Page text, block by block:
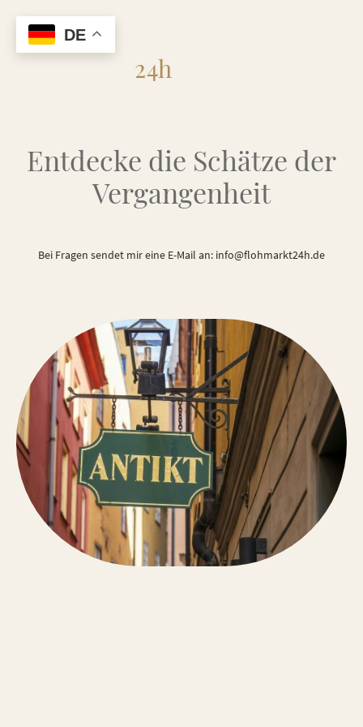
24h
Entdecke die Schätze der
Vergangenheit
Bei Fragen sendet mir eine E-Mail an: info@flohmarkt24h.de
DE